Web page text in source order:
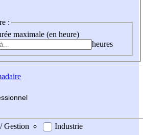
:
maximale (en heure)
heures
Gestion
Industrie